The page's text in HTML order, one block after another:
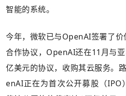
智能的系统。
今年，微软已与OpenAI签署了
合作协议，OpenAI还在11月与
亿美元的协议，收购其云服务。
enAI正在为首次公开募股（IPO